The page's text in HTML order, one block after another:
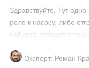
Здравствуйте. Тут
реле к насосу, либо
найдете, придется
Эксперт: Роман